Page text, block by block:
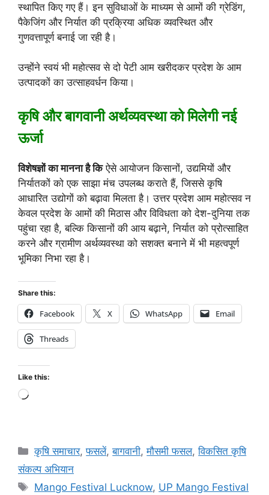
स्थापित किए गए हैं। इन सुविधाओं के माध्यम से आमों की ग्रेडिंग,
पैकेजिंग और निर्यात की प्रक्रिया अधिक व्यवस्थित और
गुणवत्तापूर्ण बनाई जा रही है।
उन्होंने स्वयं भी महोत्सव से दो पेटी आम खरीदकर प्रदेश के आम
उत्पादकों का उत्साहवर्धन किया।
कृषि और बागवानी अर्थव्यवस्था को मिलेगी नई
ऊर्जा
विशेषज्ञों का मानना है किऐसे आयोजन किसानों, उद्यमियों और
निर्यातकों को एक साझा मंच उपलब्ध कराते हैं, जिससे कृषि
आधारित उद्योगों को बढ़ावा मिलता है। उत्तर प्रदेश आम महोत्सव न
केवल प्रदेश के आमों की मिठास और विविधता को देश-दुनिया तक
पहुंचा रहा है, बल्कि किसानों की आय बढ़ाने, निर्यात को प्रोत्साहित
करने और ग्रामीण अर्थव्यवस्था को सशक्त बनाने में भी महत्वपूर्ण
भूमिका निभा रहा है।
Share this:
Facebook X WhatsApp Email
Threads
Like this:
कृषि समाचार,फसलें,बागवानी,मौसमी फसल,विकसित कृषि
संकल्प अभियान
Mango Festival Lucknow, UP Mango Festival